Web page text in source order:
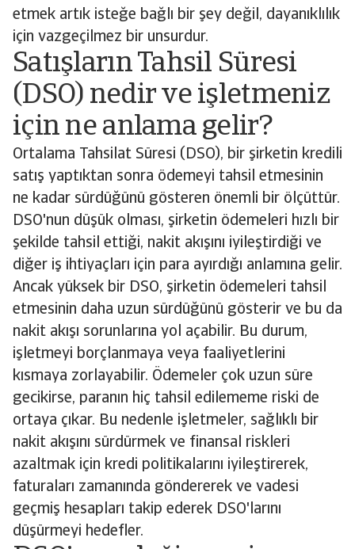
etmek artık isteğe bağlı bir şey değil, dayanıklılık
için vazgeçilmez bir unsurdur.
Satışların Tahsil Süresi
(DSO) nedir ve işletmeniz
için ne anlama gelir?
Ortalama Tahsilat Süresi (DSO), bir şirketin kredili
satış yaptıktan sonra ödemeyi tahsil etmesinin
ne kadar sürdüğünü gösteren önemli bir ölçüttür.
DSO'nun düşük olması, şirketin ödemeleri hızlı bir
şekilde tahsil ettiği, nakit akışını iyileştirdiği ve
diğer iş ihtiyaçları için para ayırdığı anlamına gelir.
Ancak yüksek bir DSO, şirketin ödemeleri tahsil
etmesinin daha uzun sürdüğünü gösterir ve bu da
nakit akışı sorunlarına yol açabilir. Bu durum,
işletmeyi borçlanmaya veya faaliyetlerini
kısmaya zorlayabilir. Ödemeler çok uzun süre
gecikirse, paranın hiç tahsil edilememe riski de
ortaya çıkar. Bu nedenle işletmeler, sağlıklı bir
nakit akışını sürdürmek ve finansal riskleri
azaltmak için kredi politikalarını iyileştirerek,
faturaları zamanında göndererek ve vadesi
geçmiş hesapları takip ederek DSO'larını
düşürmeyi hedefler.